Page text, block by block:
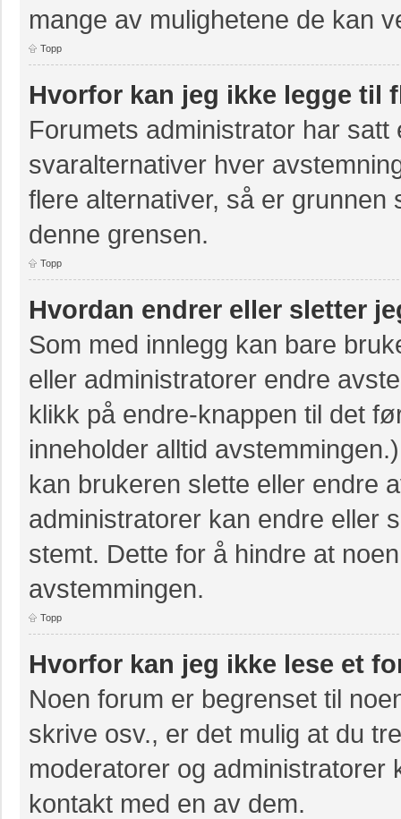
mange av mulighetene de kan
Topp
Hvorfor kan jeg ikke legge til
Forumets administrator har
svaralternativer hver
flere alternativer, så er
denne grensen.
Topp
Hvordan endrer eller sletter
Som med innlegg kan bare
eller administratorer endre
klikk på endre-knappen til det
inneholder alltid
kan brukeren slette eller endre
administratorer kan endre eller
stemt. Dette for å hindre at
avstemmingen.
Topp
Hvorfor kan jeg ikke lese et
Noen forum er begrenset til
skrive osv., er det mulig at du
moderatorer og administratorer
kontakt med en av dem.